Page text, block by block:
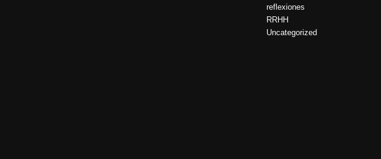
reflexiones
RRHH
Uncategorized